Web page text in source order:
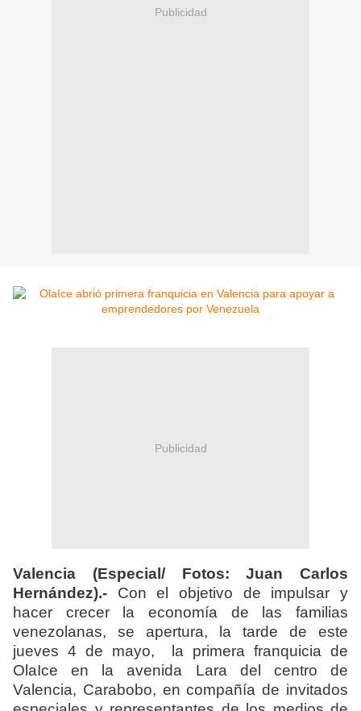
Publicidad
Publicidad
Valencia (Especial/ Fotos: Juan Carlos
Hernández).- Con el objetivo de impulsar y
hacer crecer la economía de las familias
venezolanas, se apertura, la tarde de este
jueves 4 de mayo, la primera franquicia de
OlaIce en la avenida Lara del centro de
Valencia, Carabobo, en compañía de invitados